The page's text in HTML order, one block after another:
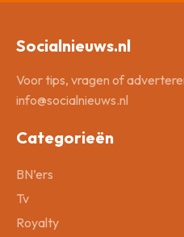
Socialnieuws.nl
Voor tips, vragen of
info@socialnieuws.nl
Categorieën
BN’ers
Tv
Royalty